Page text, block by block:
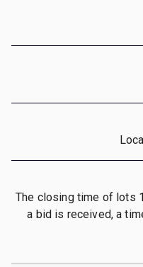
The closing time of lots
a bid is received, a